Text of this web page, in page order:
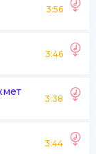
3:56
3:46
3:38
3:44